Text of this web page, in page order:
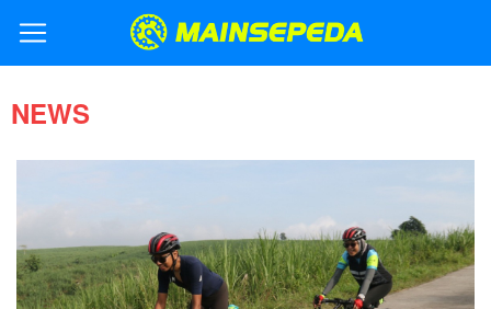
NEWS